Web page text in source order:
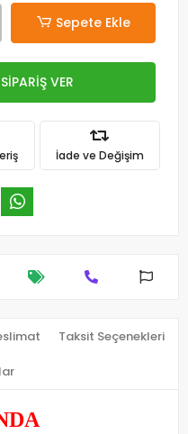
Sepete Ekle
VER
İade ve Değişim
Taksit Seçenekleri